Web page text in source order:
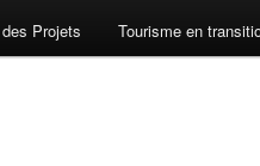
Projets Tourisme en